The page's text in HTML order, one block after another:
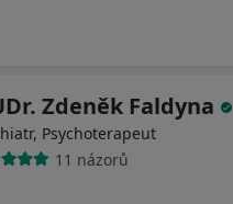
Zdeněk Faldyna
Psychoterapeut
11 názorů